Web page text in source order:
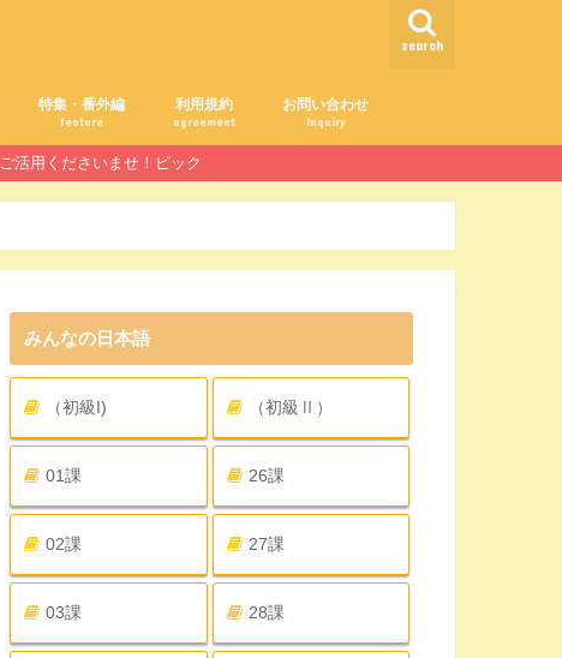
search
特集・番外編
feature
利用規約
agreement
お問い合わせ
Inquiry
活用くださいませ！ピック
みんなの日本語
（初級I) （初級Ⅱ）
01課 26課
02課 27課
03課 28課